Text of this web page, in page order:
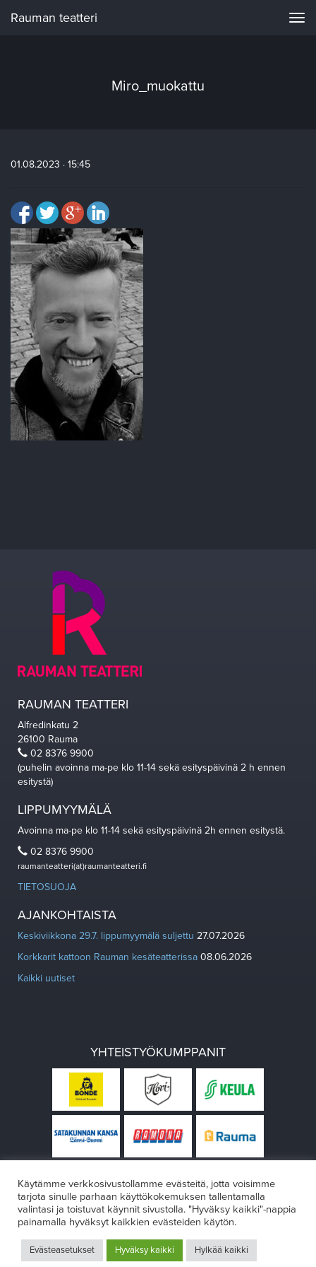
Rauman teatteri
Miro_muokattu
01.08.2023 · 15:45
RAUMAN TEATTERI
Alfredinkatu 2
26100 Rauma
02 8376 9900
(puhelin avoinna ma-pe klo 11-14 sekä esityspäivinä 2 h ennen
esitystä)
LIPPUMYYMÄLÄ
Avoinna ma-pe klo 11-14 sekä esityspäivinä 2h ennen esitystä.
02 8376 9900
raumanteatteri(at)raumanteatteri.fi
TIETOSUOJA
AJANKOHTAISTA
Keskiviikkona 29.7. lippumyymälä suljettu 27.07.2026
Korkkarit kattoon Rauman kesäteatterissa 08.06.2026
Kaikki uutiset
YHTEISTYÖKUMPPANIT
Design:VÄRIKÄS
Käytämme verkkosivustollamme evästeitä, jotta voisimme
tarjota sinulle parhaan käyttökokemuksen tallentamalla
valintasi ja toistuvat käynnit sivustolla. "Hyväksy kaikki"-nappia
painamalla hyväksyt kaikkien evästeiden käytön.
Evästeasetukset Hyväksy kaikki Hylkää kaikki